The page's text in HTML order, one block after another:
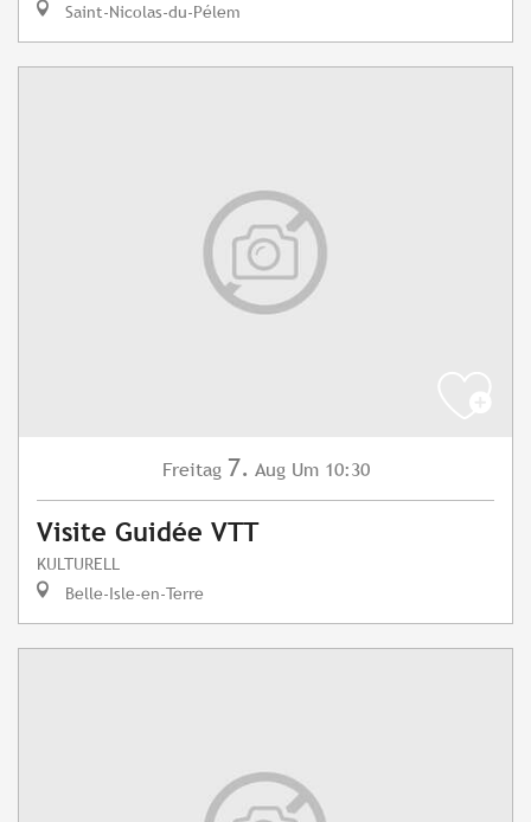
Saint-Nicolas-du-Pélem
Freitag 7. Aug Um 10:30
Visite Guidée VTT
KULTURELL
Belle-Isle-en-Terre